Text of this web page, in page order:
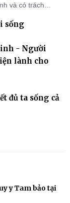
và có trách
sống
- Người
lành cho
đủ ta sống cả
y Tam bảo tại